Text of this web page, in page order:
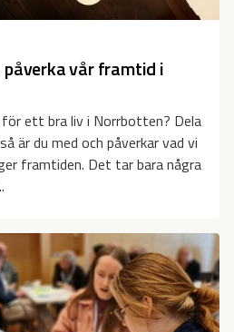
påverka vår framtid i
ett bra liv i Norrbotten? Dela
är du med och påverkar vad vi
framtiden. Det tar bara några